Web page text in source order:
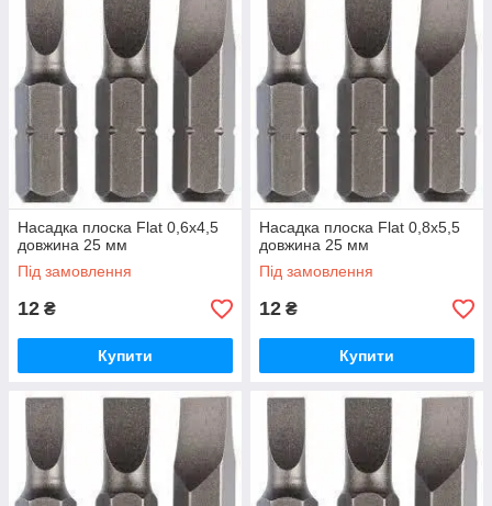
Насадка плоска Flat 0,6х4,5
довжина 25 мм
Під замовлення
12 ₴
Купити
Насадка плоска Flat 0,8х5,5
довжина 25 мм
Під замовлення
12 ₴
Купити